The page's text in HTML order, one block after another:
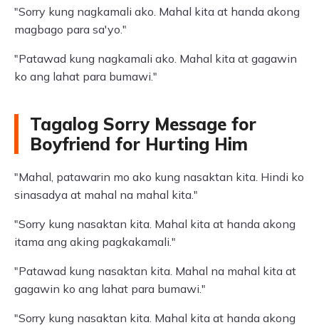
"Sorry kung nagkamali ako. Mahal kita at handa akong
magbago para sa'yo."
"Patawad kung nagkamali ako. Mahal kita at gagawin
ko ang lahat para bumawi."
Tagalog Sorry Message for
Boyfriend for Hurting Him
"Mahal, patawarin mo ako kung nasaktan kita. Hindi ko
sinasadya at mahal na mahal kita."
"Sorry kung nasaktan kita. Mahal kita at handa akong
itama ang aking pagkakamali."
"Patawad kung nasaktan kita. Mahal na mahal kita at
gagawin ko ang lahat para bumawi."
"Sorry kung nasaktan kita. Mahal kita at handa akong